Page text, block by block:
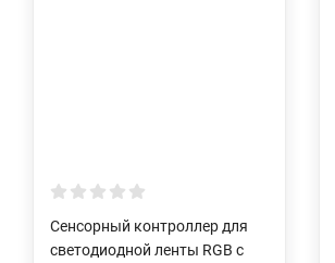
Сенсорный контроллер для
светодиодной ленты RGB с